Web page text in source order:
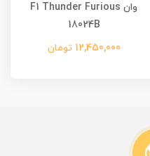
وان F1 Thunder Furious
18024B
12,450,000 تومان